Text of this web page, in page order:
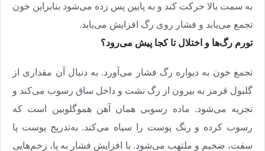
به سمت بالا حرکت کند و به پایین پس زده می‌شود بنابراین خون
تجمع می‌یابد و فشار روی رگ افزایش می‌یابد.
تورم رگ‌ها و اختلال تا کجا پیش می‌رود؟
تجمع خون به دیواره رگ فشار می‌آورد. به دنبال آن مقداری از
گلبول قرمز به بیرون از رگ نشت و داخل ساق رسوب می‌کند و
تجزیه می‌شود. ماده رسوبی همان آهن هموگلوبین است که
رسوب کرده و رنگ پوست را سیاه می‌کند. به‌تدریج پوست پا
سفت، ضخیم و ملتهب می‌شود. با افزایش فشار به پا، زخم‌هایی